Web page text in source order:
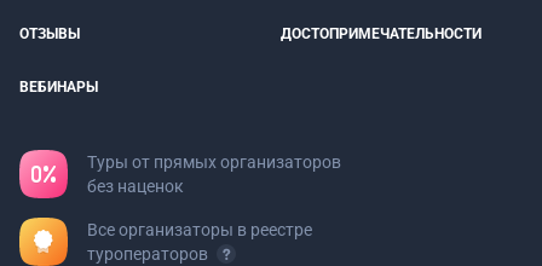
ОТЗЫВЫ ДОСТОПРИМЕЧАТЕЛЬНОСТИ
ВЕБИНАРЫ
Туры от прямых организаторов
без наценок
Все организаторы в реестре
туроператоров